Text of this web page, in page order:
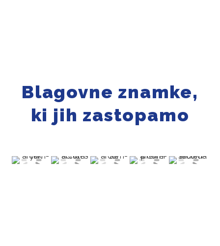
Blagovne znamke,
ki jih zastopamo